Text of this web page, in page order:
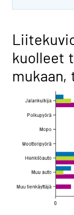
kuolleet
mukaan,